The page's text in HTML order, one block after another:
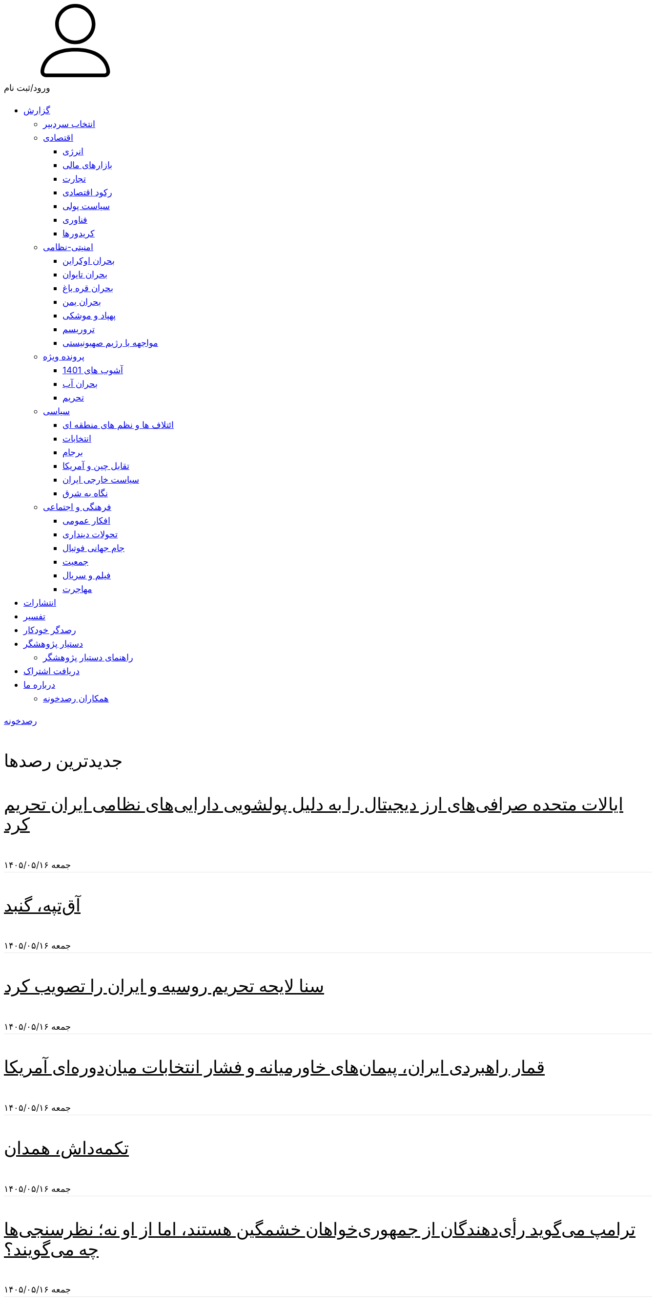
ورود/ثبت نام
گزارش
انتخاب سردبیر
اقتصادی
انرژی
بازارهای مالی
تجارت
رکود اقتصادی
سیاست پولی
فناوری
کریدورها
امنیتی-نظامی
بحران اوکراین
بحران تایوان
بحران قره باغ
بحران یمن
پهپاد و موشکی
تروریسم
مواجهه با رژیم صهیونیستی
پرونده ویژه
آشوب های 1401
بحران آب
تحریم
سیاسی
ائتلاف ها و نظم های منطقه ای
انتخابات
برجام
تقابل چین و آمریکا
سیاست خارجی ایران
نگاه به شرق
فرهنگی و اجتماعی
افکار عمومی
تحولات دینداری
جام جهانی فوتبال
جمعیت
فیلم و سریال
مهاجرت
انتشارات
تفسیر
رصدگر خودکار
دستیار پژوهشگر
راهنمای دستیار پژوهشگر
دریافت اشتراک
درباره ما
همکاران رصدخونه
رصدخونه
جدیدترین رصدها
ایالات متحده صرافی‌های ارز دیجیتال را به دلیل پولشویی دارایی‌های نظامی ایران تحریم
کرد
جمعه ۱۴۰۵/۰۵/۱۶
آق‌تپه، گنبد
جمعه ۱۴۰۵/۰۵/۱۶
سنا لایحه تحریم روسیه و ایران را تصویب کرد
جمعه ۱۴۰۵/۰۵/۱۶
قمار راهبردی ایران، پیمان‌های خاورمیانه و فشار انتخابات میان‌دوره‌ای آمریکا
جمعه ۱۴۰۵/۰۵/۱۶
تکمه‌داش، همدان
جمعه ۱۴۰۵/۰۵/۱۶
ترامپ می‌گوید رأی‌دهندگان از جمهوری‌خواهان خشمگین هستند، اما از او نه؛ نظرسنجی‌ها
چه می‌گویند؟
جمعه ۱۴۰۵/۰۵/۱۶